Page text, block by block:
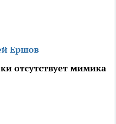
Ершов
отсутствует мимика